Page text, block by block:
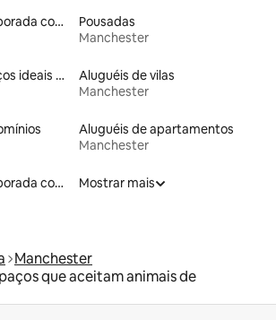
Aluguéis por temporada com suítes privativas
Pousadas
Manchester
Aluguéis de espaços ideais para famílias
Aluguéis de vilas
Manchester
Aluguéis de apartamentos
Manchester
Aluguéis por temporada com acesso à praia
Mostrar mais
Manchester
que aceitam animais de